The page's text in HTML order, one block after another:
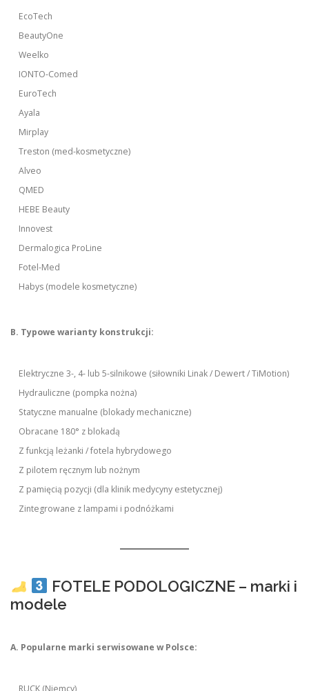
EcoTech
BeautyOne
Weelko
IONTO-Comed
EuroTech
Ayala
Mirplay
Treston (med-kosmetyczne)
Alveo
QMED
HEBE Beauty
Innovest
Dermalogica ProLine
Fotel-Med
Habys (modele kosmetyczne)
B. Typowe warianty konstrukcji:
Elektryczne 3-, 4- lub 5-silnikowe (siłowniki Linak / Dewert / TiMotion)
Hydrauliczne (pompka nożna)
Statyczne manualne (blokady mechaniczne)
Obracane 180° z blokadą
Z funkcją leżanki / fotela hybrydowego
Z pilotem ręcznym lub nożnym
Z pamięcią pozycji (dla klinik medycyny estetycznej)
Zintegrowane z lampami i podnóżkami
FOTELE PODOLOGICZNE – marki i
modele
A. Popularne marki serwisowane w Polsce: